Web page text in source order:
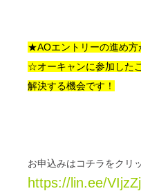
★AOエントリーの進め方
☆オーキャンに参加した
解決する機会です！
お申込みはコチラをクリ
https://lin.ee/